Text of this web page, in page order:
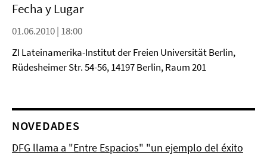
Fecha y Lugar
01.06.2010 | 18:00
ZI Lateinamerika-Institut der Freien Universität Berlin,
Rüdesheimer Str. 54-56, 14197 Berlin, Raum 201
NOVEDADES
DFG llama a "Entre Espacios" "un ejemplo del éxito